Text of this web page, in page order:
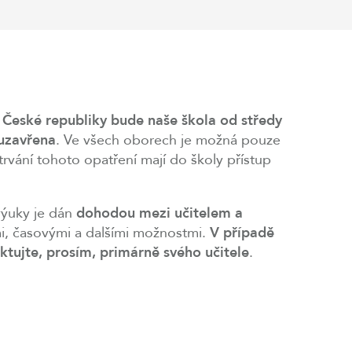
republiky bude naše škola od středy
. Ve všech oborech je možná pouze
tohoto opatření mají do školy přístup
je dán dohodou mezi učitelem a
časovými a dalšími možnostmi. V případě
prosím, primárně svého učitele.